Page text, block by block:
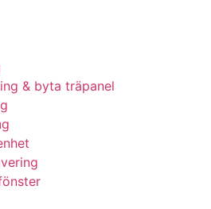
& byta träpanel